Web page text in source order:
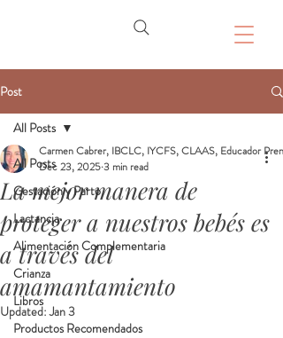
Post
All Posts
Gestación y Parto
Lactancia
Alimentación Complementaria
Crianza
Libros
Productos Recomendados
All Posts
La mejor manera de
proteger a nuestros bebés es
a través del
amamantamiento
Carmen Cabrer, IBCLC, IYCFS, CLAAS, Educador
Dec 23, 20253 min read
Updated:Jan 3